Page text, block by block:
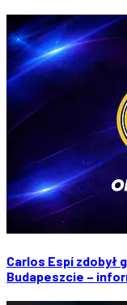
Carlos Espí zdobył
Budapeszcie –